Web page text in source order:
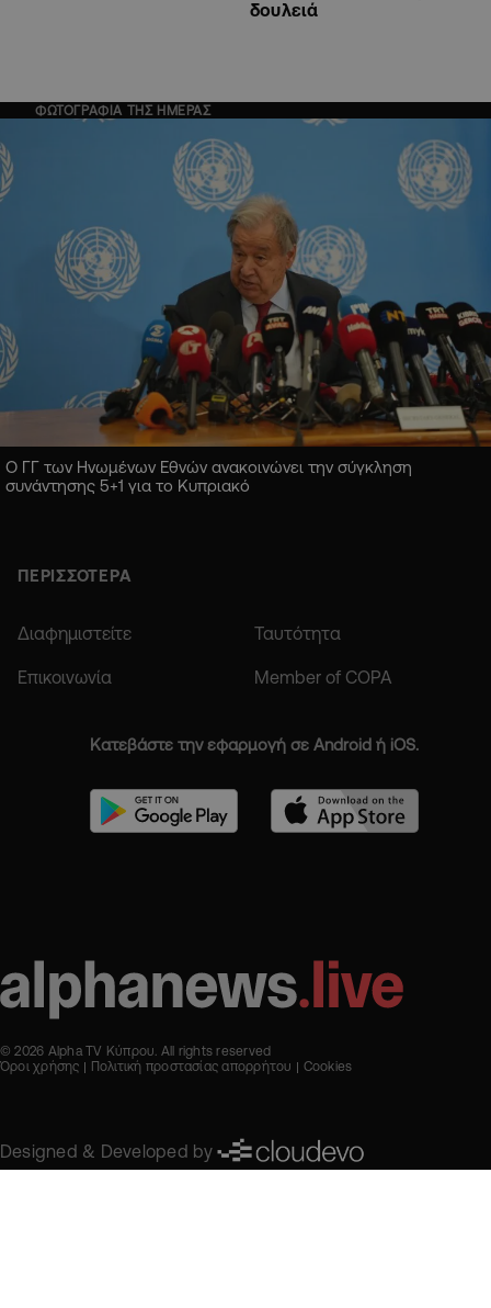
δουλειά
ΦΩΤΟΓΡΑΦΙΑ ΤΗΣ ΗΜΕΡΑΣ
Ο ΓΓ των Ηνωμένων Εθνών ανακοινώνει την σύγκληση
συνάντησης 5+1 για το Κυπριακό
ΠΕΡΙΣΣΟΤΕΡΑ
Διαφημιστείτε Ταυτότητα
Επικοινωνία Member of COPA
Κατεβάστε την εφαρμογή σε Android ή iOS.
© 2026 Alpha TV Κύπρου. All rights reserved
Όροι χρήσης
Πολιτική προστασίας απορρήτου Cookies
Designed & Developed by